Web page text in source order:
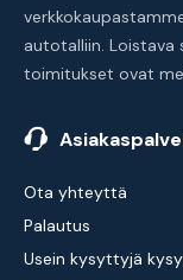
autotalliin. Loistava
toimitukset ovat
Ota yhteyttä
Palautus
Usein kysyttyjä